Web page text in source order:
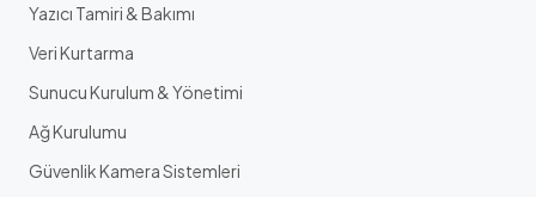
Yazıcı Tamiri & Bakımı
Veri Kurtarma
Sunucu Kurulum & Yönetimi
Ağ Kurulumu
Güvenlik Kamera Sistemleri